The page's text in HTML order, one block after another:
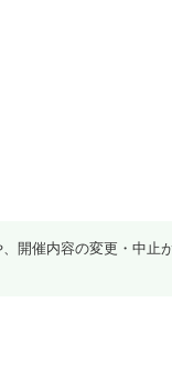
開催内容の変更・中止